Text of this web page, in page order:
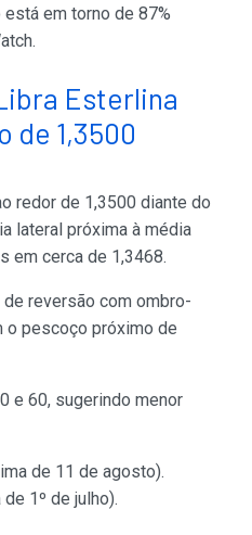
em torno de 87%
Esterlina
de 1,3500
redor de 1,3500 diante do
lateral próxima à média
em cerca de 1,3468.
de reversão com ombro-
o pescoço próximo de
e 60, sugerindo menor
de 11 de agosto).
1º de julho).